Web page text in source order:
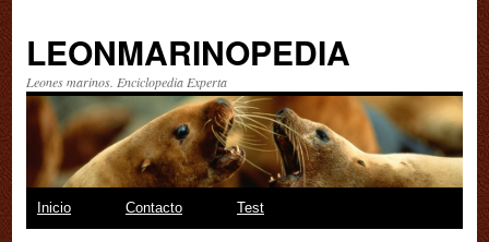
LEONMARINOPEDIA
Leones marinos. Enciclopedia Experta
Saltar
Inicio Contacto Test